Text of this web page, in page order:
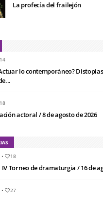
La profecía del frailejón
14
lo contemporáneo?
18
actoral / 8 de agosto de 2026
• 18
Torneo de dramaturgia / 16 de
• 27